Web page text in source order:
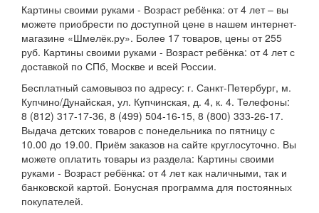
Картины своими руками - Возраст ребёнка: от 4 лет – вы
можете приобрести по доступной цене в нашем интернет-
магазине «Шмелёк.ру». Более 17 товаров, цены от 255
руб. Картины своими руками - Возраст ребёнка: от 4 лет с
доставкой по СПб, Москве и всей России.
Бесплатный самовывоз по адресу: г. Санкт-Петербург, м.
Купчино/Дунайская, ул. Купчинская, д. 4, к. 4. Телефоны:
8 (812) 317-17-36, 8 (499) 504-16-15, 8 (800) 333-26-17.
Выдача детских товаров с понедельника по пятницу с
10.00 до 19.00. Приём заказов на сайте круглосуточно. Вы
можете оплатить товары из раздела: Картины своими
руками - Возраст ребёнка: от 4 лет как наличными, так и
банковской картой. Бонусная программа для постоянных
покупателей.